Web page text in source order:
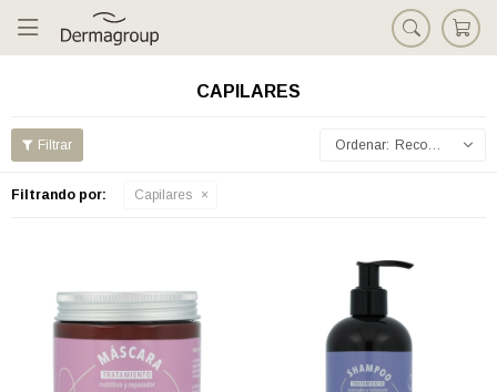

CAPILARES
Recomendados
Filtrando por: Capilares